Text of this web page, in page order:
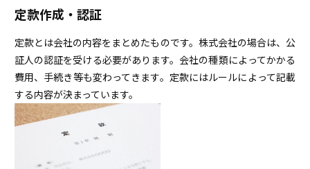
定款作成・認証
定款とは会社の内容をまとめたものです。株式会社の場合は、公
証人の認証を受ける必要があります。会社の種類によってかかる
費用、手続き等も変わってきます。定款にはルールによって記載
する内容が決まっています。